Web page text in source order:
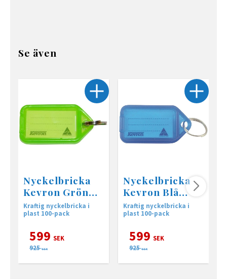
Se även
Nyckelbricka
Kevron Grön
100-pack
Kraftig nyckelbricka i
plast 100-pack
599 SEK
925 SEK
Nyckelbricka
Kevron Blå
100-pack
Kraftig nyckelbricka i
plast 100-pack
599 SEK
925 SEK